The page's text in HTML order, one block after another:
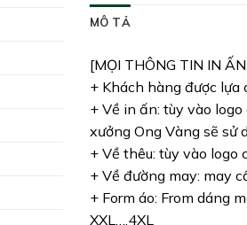
MÔ TẢ
[MỌI THÔNG TIN IN
+ Khách hàng được
+ Về in ấn: tùy vào
xưởng Ong Vàng sẽ sử
+ Về thêu: tùy vào logo
+ Về đường may: may
+ Form áo: From dáng
XXL….4XL